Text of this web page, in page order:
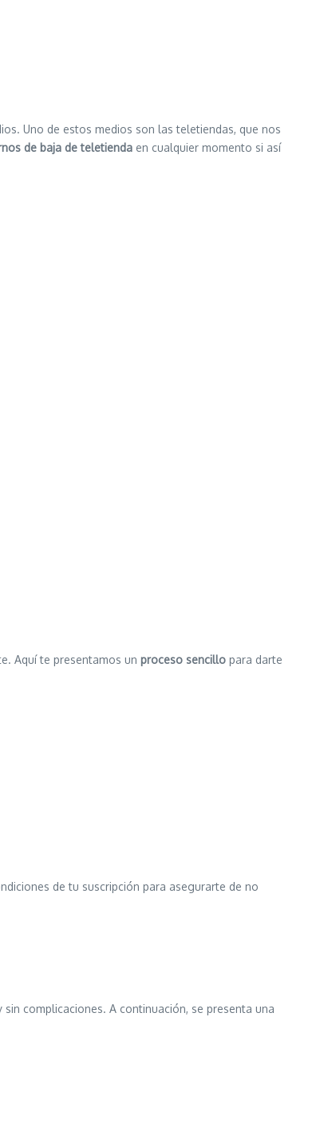
Uno de estos medios son las teletiendas, que nos
de baja de teletienda en cualquier momento si así
Aquí te presentamos un proceso sencillo para darte
de tu suscripción para asegurarte de no
complicaciones. A continuación, se presenta una